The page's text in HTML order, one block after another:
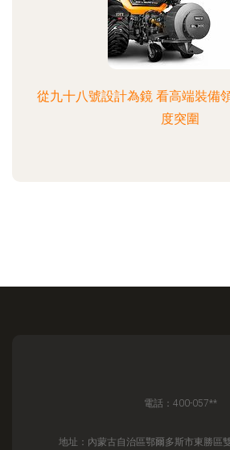
從九十八號設計為鏡 看高端裝備
度突圍
電話：400-057**
地址：內蒙古自治區鄂爾多斯市東勝區